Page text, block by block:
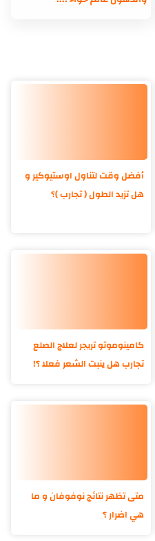
أفضل وقت لتناول اوستيوكير و
هل تزيد الطول ( تجارب )؟
كامينوموتو تريجر لعلاج الصلع
تجارب هل ينبت الشعر فعلا ؟!
متى تظهر نتائج نوفوفان و ما
هي اضرار ؟